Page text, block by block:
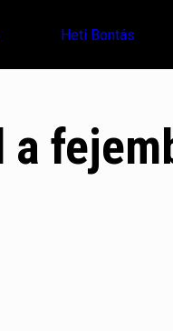
Heti Bontás